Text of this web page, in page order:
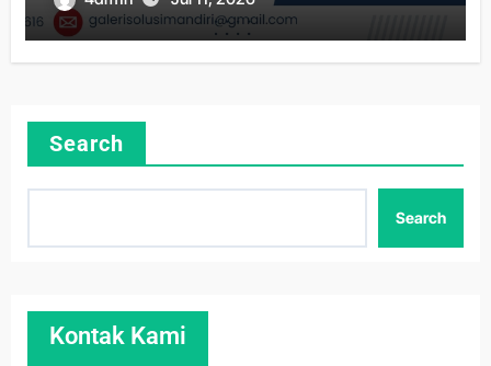
Search
Search
Kontak Kami